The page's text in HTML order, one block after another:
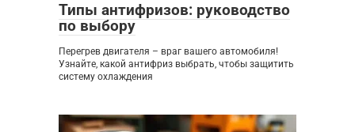
Типы антифризов: руководство
по выбору
Перегрев двигателя – враг вашего автомобиля!
Узнайте, какой антифриз выбрать, чтобы защитить
систему охлаждения